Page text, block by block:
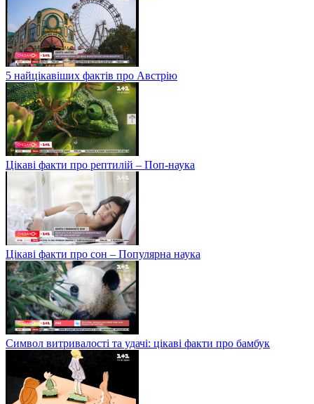
5 найцікавіших фактів про Австрію
Цікаві факти про рептилій – Поп-наука
Цікаві факти про сон – Популярна наука
Символ витривалості та удачі: цікаві факти про бамбук